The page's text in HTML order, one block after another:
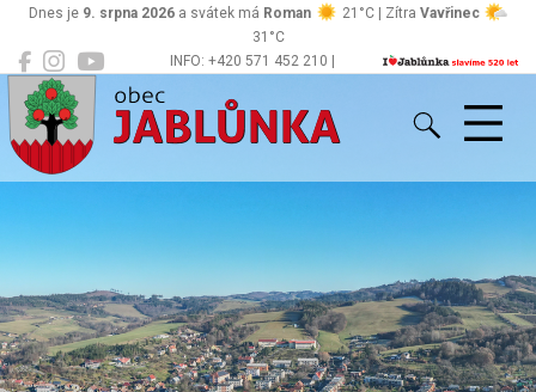
INFO: +420 571 452 210 |
Dnes je 9. srpna 2026 a svátek má Roman 21°C | Zítra Vavřinec
31°C
Jablůnka